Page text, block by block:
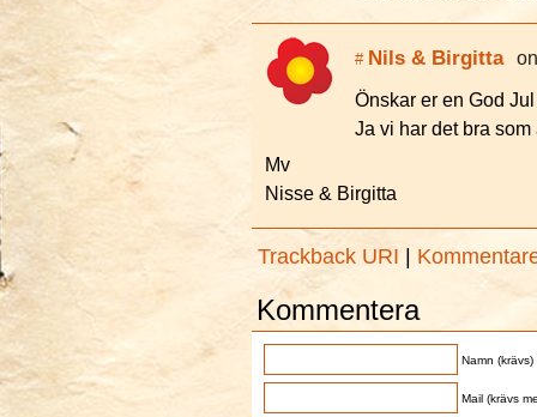
# Nils & Birgitta
Önskar er en God
Ja vi har det bra som
Mv
Nisse & Birgitta
Trackback URI
Kommentera
Namn (krävs)
Mail (krävs